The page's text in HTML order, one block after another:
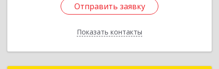
Отправить заявку
Показать контакты
Отправить заявку
Назад